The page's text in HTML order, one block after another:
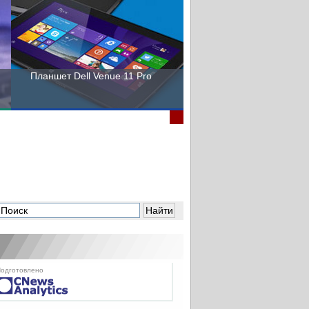
Планшет Dell Venue 11 Pro